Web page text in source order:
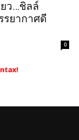
ว…ชิลล์
ยากาศดี
0